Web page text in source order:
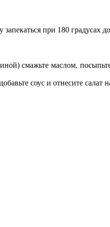
при 180 градусах
смажьте маслом,
соус и отнесите салат